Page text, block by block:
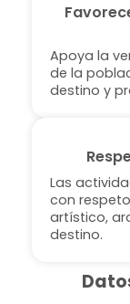
Apoya la
de la
destino y
Las
con
artístico,
destino.